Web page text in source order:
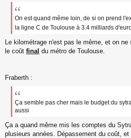
s
o
n
On est quand même loin, de si on prend
la ligne C de Toulouse à 3.4 milliards
Le kilométrage n'est pas le même, et on
le coût final du métro de Toulouse.
Fraberth :
Ça semble pas cher mais le budget du
aussi
Ça a quand même mis les comptes du
plusieurs années. Dépassement du coût,